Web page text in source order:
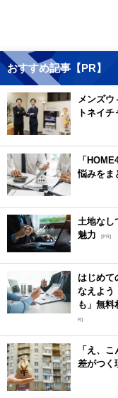
おすすめ記事【PR】
メンズ
トネイ
「
悩みをま
土地なし
魅力
[PR]
はじめて
なえよう
も」無料
R]
「え、
差がつく